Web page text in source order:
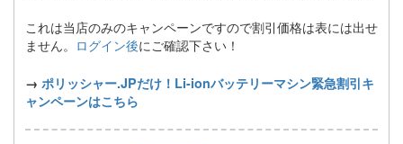
これは当店のみのキャンペーンですので割引価格は表には出せ
ません。 ログイン後にご確認下さい！
→ ポリッシャー.JPだけ！Li-ionバッテリーマシン緊急割引キ
ャンペーンはこちら